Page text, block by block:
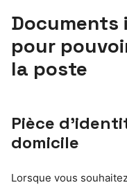
Documents
pour
la poste
Pièce
domicile
Lorsque vous